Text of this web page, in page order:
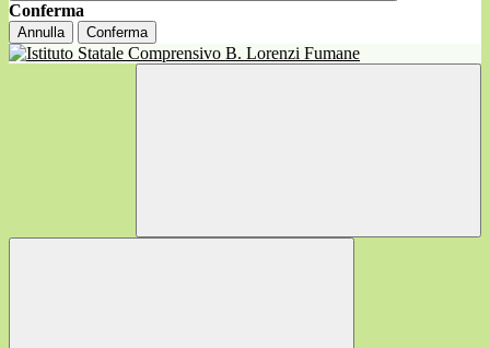
Conferma
Annulla Conferma